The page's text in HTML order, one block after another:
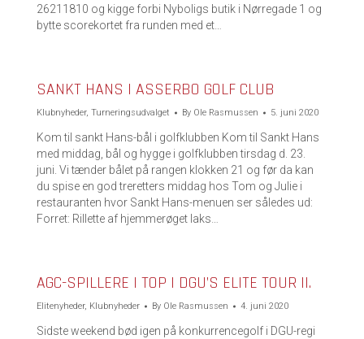
26211810 og kigge forbi Nyboligs butik i Nørregade 1 og
bytte scorekortet fra runden med et…
SANKT HANS I ASSERBO GOLF CLUB
Klubnyheder, Turneringsudvalget By Ole Rasmussen 5. juni 2020
Kom til sankt Hans-bål i golfklubben Kom til Sankt Hans
med middag, bål og hygge i golfklubben tirsdag d. 23.
juni. Vi tænder bålet på rangen klokken 21 og før da kan
du spise en god treretters middag hos Tom og Julie i
restauranten hvor Sankt Hans-menuen ser således ud:
Forret: Rillette af hjemmerøget laks…
AGC-SPILLERE I TOP I DGU’S ELITE TOUR II.
Elitenyheder, Klubnyheder By Ole Rasmussen 4. juni 2020
Sidste weekend bød igen på konkurrencegolf i DGU-regi